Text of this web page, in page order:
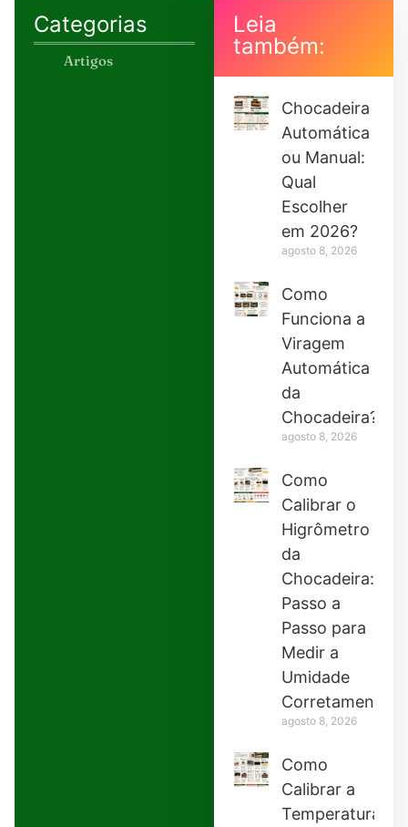
Categorias
Artigos
Leia
também:
Chocadeira
Automática
ou Manual:
Qual
Escolher
em 2026?
agosto 8, 2026
Como
Funciona a
Viragem
Automática
da
Chocadeira?
agosto 8, 2026
Como
Calibrar o
Higrômetro
da
Chocadeira:
Passo a
Passo para
Medir a
Umidade
Corretamente
agosto 8, 2026
Como
Calibrar a
Temperatura